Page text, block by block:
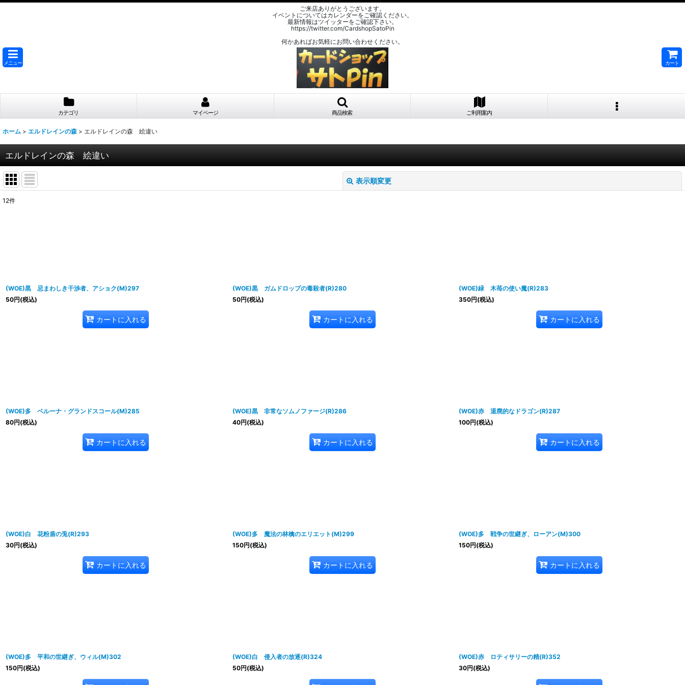
ご来店ありがとうございます。
イベントについてはカレンダーをご確認ください。
最新情報はツイッターをご確認下さい。
https://twitter.com/CardshopSatoPin
何かあればお気軽にお問い合わせください。
メニュー カート
カテゴリ マイページ 商品検索 ご利用案内
ホーム > エルドレインの森 > エルドレインの森 絵違い
エルドレインの森 絵違い
表示順変更
12件
(WOE)黒 忌まわしき干渉者、アショク(M)297
50円(税込)
カートに入れる
(WOE)黒 ガムドロップの毒殺者(R)280
50円(税込)
カートに入れる
(WOE)緑 木苺の使い魔(R)283
350円(税込)
カートに入れる
(WOE)多 ベルーナ・グランドスコール(M)285
80円(税込)
カートに入れる
(WOE)黒 非常なソムノファージ(R)286
40円(税込)
カートに入れる
(WOE)赤 退廃的なドラゴン(R)287
100円(税込)
カートに入れる
(WOE)白 花粉盾の兎(R)293
30円(税込)
カートに入れる
(WOE)多 魔法の林檎のエリエット(M)299
150円(税込)
カートに入れる
(WOE)多 戦争の世継ぎ、ローアン(M)300
150円(税込)
カートに入れる
(WOE)多 平和の世継ぎ、ウィル(M)302
150円(税込)
(WOE)白 侵入者の放逐(R)324
50円(税込)
(WOE)赤 ロティサリーの精(R)352
30円(税込)